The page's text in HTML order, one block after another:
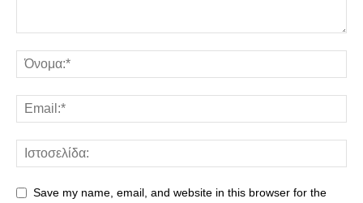
Save my name, email, and website in this browser for the